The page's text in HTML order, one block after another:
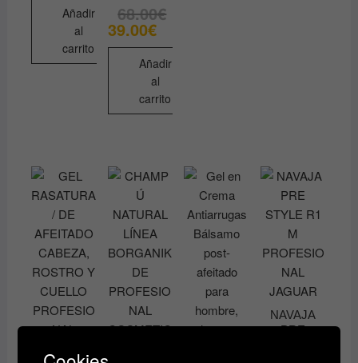
Añadir
al
carrito
68.00€El
era:
68.00€.
39.00€
El
es:
39.00€.
Añadir
al
carrito
NAVAJA
PRE